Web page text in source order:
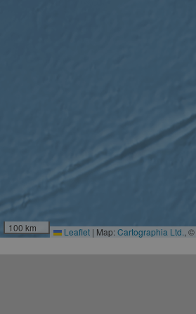
100 km Leaflet | Map:Cartographia Ltd. , ©